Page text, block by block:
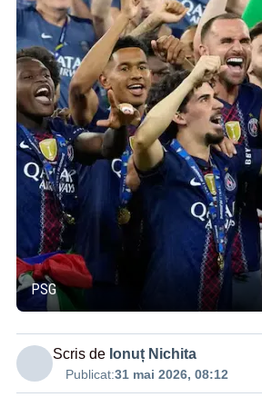
PSG
Scris de Ionuț Nichita
Publicat:31 mai 2026, 08:12